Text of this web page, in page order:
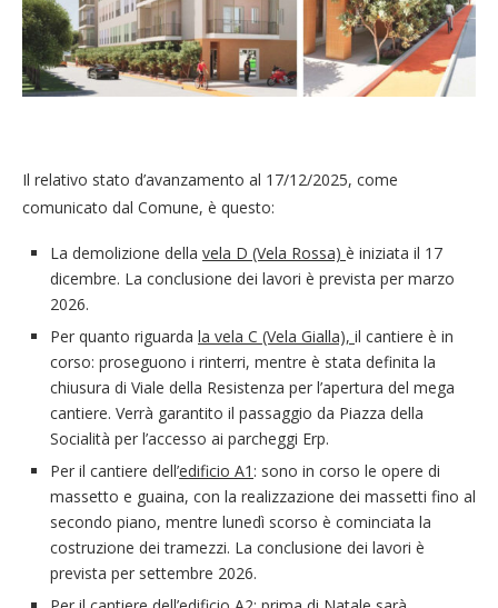
Il relativo stato d’avanzamento al 17/12/2025, come
comunicato dal Comune, è questo:
La demolizione della vela D (Vela Rossa) è iniziata il 17
dicembre. La conclusione dei lavori è prevista per marzo
2026.
Per quanto riguarda la vela C (Vela Gialla), il cantiere è in
corso: proseguono i rinterri, mentre è stata definita la
chiusura di Viale della Resistenza per l’apertura del mega
cantiere. Verrà garantito il passaggio da Piazza della
Socialità per l’accesso ai parcheggi Erp.
Per il cantiere dell’edificio A1 : sono in corso le opere di
massetto e guaina, con la realizzazione dei massetti fino al
secondo piano, mentre lunedì scorso è cominciata la
costruzione dei tramezzi. La conclusione dei lavori è
prevista per settembre 2026.